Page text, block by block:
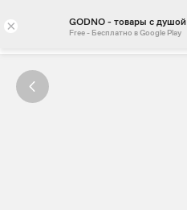
× GODNO - товары с душой
Free - Бесплатно в Google Play